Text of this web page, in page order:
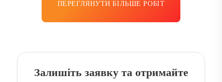
ПЕРЕГЛЯНУТИ БІЛЬШЕ РОБІТ
Залишіть заявку та отримайте